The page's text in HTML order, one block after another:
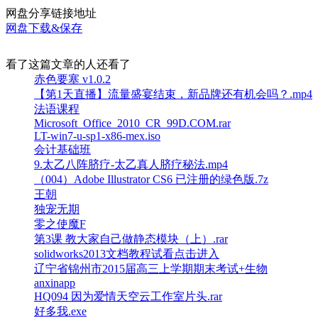
网盘分享链接地址
网盘下载&保存
看了这篇文章的人还看了
赤色要塞 v1.0.2
【第1天直播】流量盛宴结束，新品牌还有机会吗？.mp4
法语课程
Microsoft_Office_2010_CR_99D.COM.rar
LT-win7-u-sp1-x86-mex.iso
会计基础班
9.太乙八阵脐疗-太乙真人脐疗秘法.mp4
（004）Adobe Illustrator CS6 已注册的绿色版.7z
王朝
独宠无期
零之使魔F
第3课 教大家自己做静态模块（上）.rar
solidworks2013文档教程试看点击进入
辽宁省锦州市2015届高三上学期期末考试+生物
anxinapp
HQ094 因为爱情天空云工作室片头.rar
好多我.exe